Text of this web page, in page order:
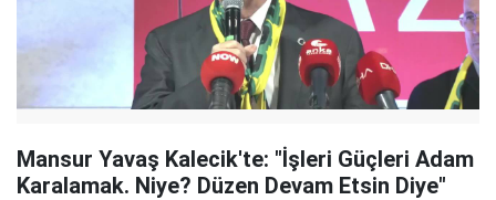
Mansur Yavaş Kalecik'te: "İşleri Güçleri Adam
Karalamak. Niye? Düzen Devam Etsin Diye"